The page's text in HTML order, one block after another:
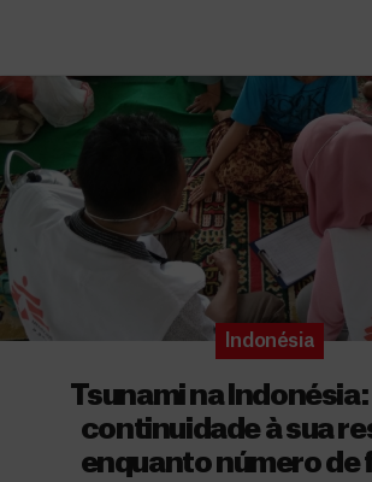
r
Indonésia
Tsunami na Indonésia:
continuidade à sua
enquanto número de
c
a
r